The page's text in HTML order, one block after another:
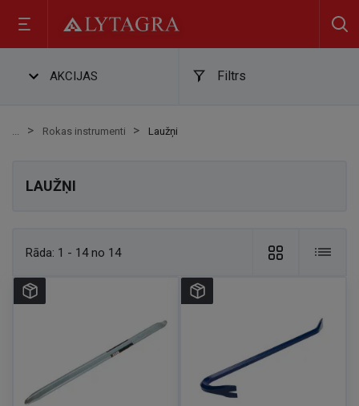
AKCIJAS Filtrs
Rokas instrumenti Laužņi
LAUŽŅI
Rāda: 1 - 14 no 14